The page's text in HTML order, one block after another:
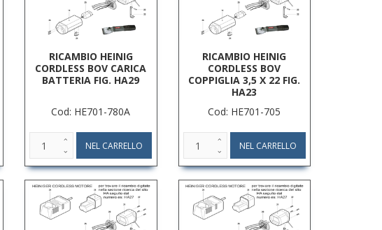
RICAMBIO HEINIG
CORDLESS BOV CARICA
BATTERIA FIG. HA29
Cod: HE701-780A
RICAMBIO HEINIG
CORDLESS BOV
COPPIGLIA 3,5 X 22 FIG.
HA23
Cod: HE701-705